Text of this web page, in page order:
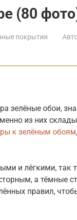
(80
покрытия
зелёные обои,
из них
к зелёным обоям
и лёгкими, так
а тёмные
правил,